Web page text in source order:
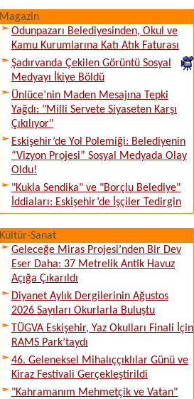
Magazin
Odunpazarı Belediyesinden, Okul ve
Kamu Kurumlarına Katı Atık Faturası
Şadırvanda Çekilen Görüntü Sosyal
Medyayı İkiye Böldü
Ünlüce’nin Maden Mesajına Tepki
Yağdı: "Milli Servete Siyaseten Karşı
Çıkılıyor"
Eskişehir’de Yol Polemiği: Belediyenin
“Vizyon Projesi” Sosyal Medyada Olay
Oldu!
"Kukla Sendika" ve "Borçlu Belediye"
İddiaları: Eskişehir’de İşçiler Tedirgin
Kültür-Sanat
Geleceğe Miras Projesi’nden Bir Dev
Eser Daha: 37 Metrelik Antik Havuz
Açığa Çıkarıldı
Diyanet Aylık Dergilerinin Ağustos
2026 Sayıları Okurlarla Buluştu
TÜGVA Eskişehir, Yaz Okulları Finali İçin
RAMS Park’taydı
46. Geleneksel Mihalıççıklılar Günü ve
Kiraz Festivali Gerçekleştirildi
"Kahramanım Mehmetçik ve Vatan"